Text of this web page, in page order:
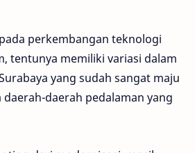
perkembangan teknologi
tentunya memiliki variasi dalam
yang sudah sangat maju
daerah pedalaman yang